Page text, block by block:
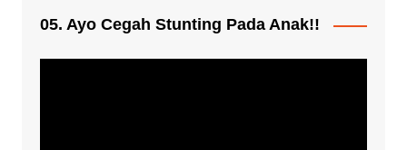
05. Ayo Cegah Stunting Pada Anak!!